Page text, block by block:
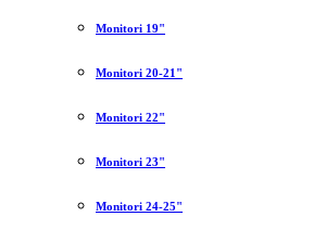
Monitori 19"
Monitori 20-21"
Monitori 22"
Monitori 23"
Monitori 24-25"